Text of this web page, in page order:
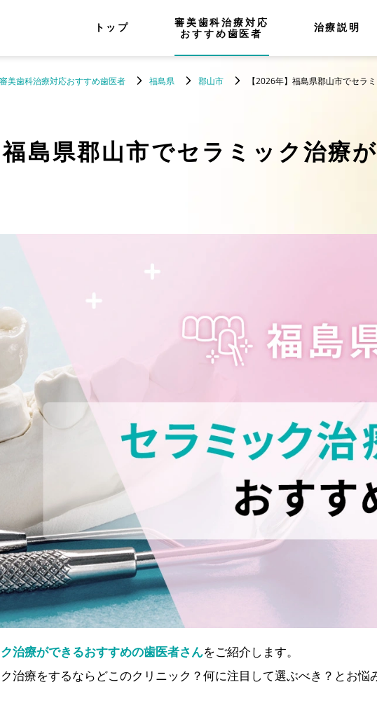
トップ
審美歯科治療対応
おすすめ歯医者
治療説明
審美歯科治療対応おすすめ歯医者 福島県 郡山市 【2026年】福島県郡山市でセラ
福島県郡山市でセラミック治療
治療ができるおすすめの歯医者さんをご紹介します。
治療をするならどこのクリニック？何に注目して選ぶべき？とお悩